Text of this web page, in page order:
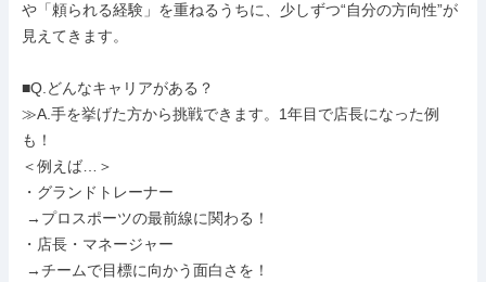
や「頼られる経験」を重ねるうちに、少しずつ“自分の方向性”が
見えてきます。
■Q.どんなキャリアがある？
≫A.手を挙げた方から挑戦できます。1年目で店長になった例
も！
＜例えば…＞
・グランドトレーナー
・店長・マネージャー